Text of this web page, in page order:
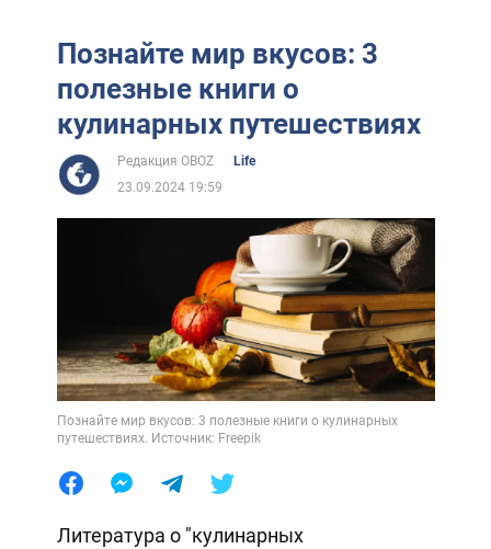
Познайте мир вкусов: 3
полезные книги о
кулинарных путешествиях
Редакция OBOZ
Life
23.09.2024 19:59
Познайте мир вкусов: 3 полезные книги о кулинарных
путешествиях. Источник: Freepik
Литература о "кулинарных